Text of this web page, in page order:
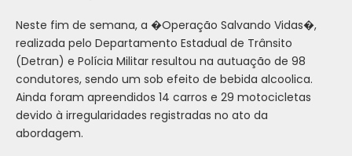
Neste fim de semana, a �Operação Salvando Vidas�,
realizada pelo Departamento Estadual de Trânsito
(Detran) e Polícia Militar resultou na autuação de 98
condutores, sendo um sob efeito de bebida alcoolica.
Ainda foram apreendidos 14 carros e 29 motocicletas
devido à irregularidades registradas no ato da
abordagem.